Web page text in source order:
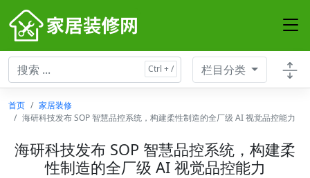
栏目分类
首页
家居装修
海研科技发布 SOP 智慧品控系统，构建柔性制造的全厂级 AI 视觉品控能力
海研科技发布 SOP 智慧品控系统，构建柔
性制造的全厂级 AI 视觉品控能力